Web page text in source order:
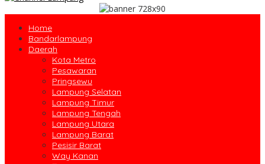
Home
Bandarlampung
Daerah
Kota Metro
Pesawaran
Pringsewu
Lampung Selatan
Lampung Timur
Lampung Tengah
Lampung Utara
Lampung Barat
Pesisir Barat
Way Kanan